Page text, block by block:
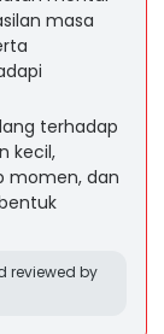
masa
terhadap
kecil,
momen, dan
reviewed by